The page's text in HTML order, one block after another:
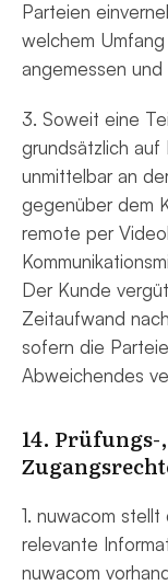
Parteien
welchem
angemessen
3. Soweit eine
grundsätzlich
unmittelbar an
gegenüber dem
remote per
Der Kunde
Zeitaufwand
sofern die
Abweichendes
14.
1. nuwacom
relevante
nuwacom